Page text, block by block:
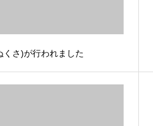
くさ)が行われました